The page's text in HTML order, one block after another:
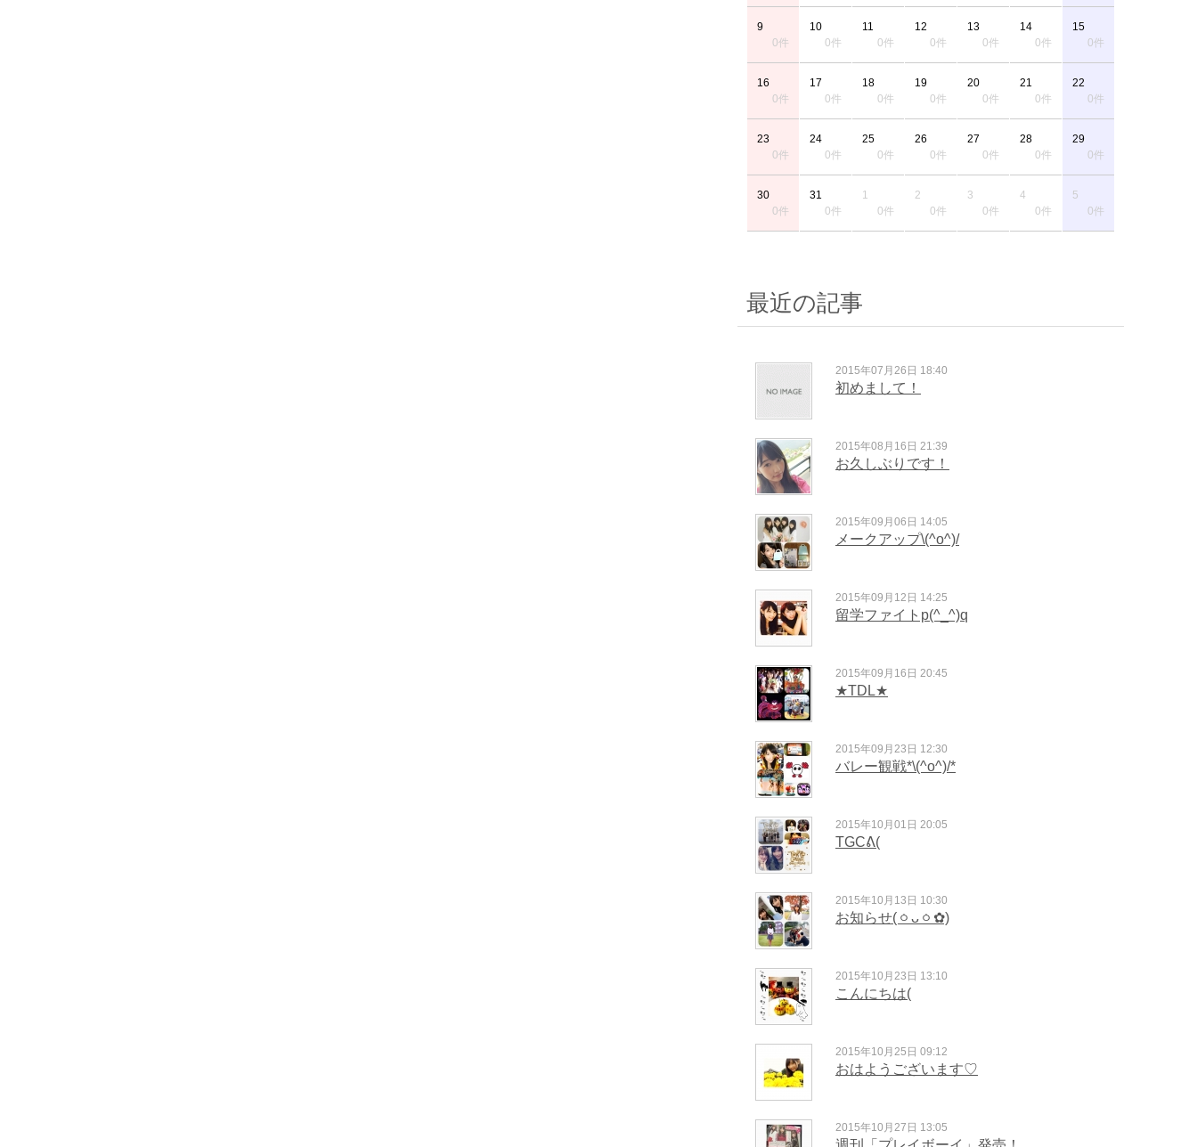
9
0件
10
0件
11
0件
12
0件
13
0件
14
0件
15
0件
16
0件
17
0件
18
0件
19
0件
20
0件
21
0件
22
0件
23
0件
24
0件
25
0件
26
0件
27
0件
28
0件
29
0件
30
0件
31
0件
1
0件
2
0件
3
0件
4
0件
5
0件
最近の記事
初めまして！
2015年07月26日 18:40
お久しぶりです！
2015年08月16日 21:39
メークアップ\(^o^)/
2015年09月06日 14:05
留学ファイトp(^_^)q
2015年09月12日 14:25
★TDL★
2015年09月16日 20:45
バレー観戦*\(^o^)/*
2015年09月23日 12:30
TGCᕕ(
2015年10月01日 20:05
お知らせ(ㆁᴗㆁ✿)
2015年10月13日 10:30
こんにちは(
2015年10月23日 13:10
おはようございます♡
2015年10月25日 09:12
2015年10月27日 13:05